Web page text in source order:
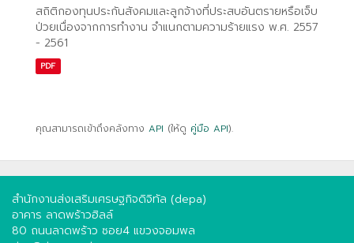
สถิติกองทุนประกันสังคมและลูกจ้างที่ประสบอันตรายหรือเจ็บ
ป่วยเนื่องจากการทํางาน จําแนกตามความร้ายแรง พ.ศ. 2557
- 2561
PDF
คุณสามารถเข้าถึงคลังทาง API (ให้ดู คู่มือ API).
สำนักงานส่งเสริมเศรษฐกิจดิจิทัล (depa)
อาคาร ลาดพร้าวฮิลล์
80 ถนนลาดพร้าว ซอย4 แขวงจอมพล